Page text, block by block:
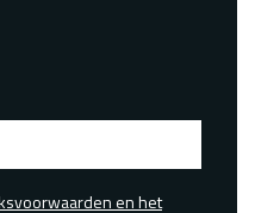
en het